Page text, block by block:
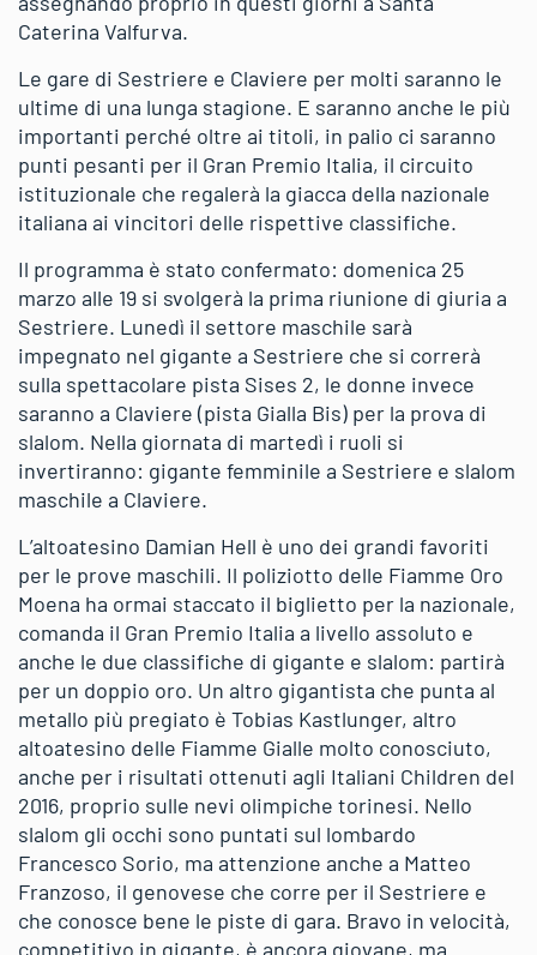
Caterina Valfurva.
Le gare di Sestriere e Claviere per molti saranno le
ultime di una lunga stagione. E saranno anche le più
importanti perché oltre ai titoli, in palio ci saranno
punti pesanti per il Gran Premio Italia, il circuito
istituzionale che regalerà la giacca della nazionale
italiana ai vincitori delle rispettive classifiche.
Il programma è stato confermato: domenica 25
marzo alle 19 si svolgerà la prima riunione di giuria a
Sestriere. Lunedì il settore maschile sarà
impegnato nel gigante a Sestriere che si correrà
sulla spettacolare pista Sises 2, le donne invece
saranno a Claviere (pista Gialla Bis) per la prova di
slalom. Nella giornata di martedì i ruoli si
invertiranno: gigante femminile a Sestriere e slalom
maschile a Claviere.
L’altoatesino Damian Hell è uno dei grandi favoriti
per le prove maschili. Il poliziotto delle Fiamme Oro
Moena ha ormai staccato il biglietto per la nazionale,
comanda il Gran Premio Italia a livello assoluto e
anche le due classifiche di gigante e slalom: partirà
per un doppio oro. Un altro gigantista che punta al
metallo più pregiato è Tobias Kastlunger, altro
altoatesino delle Fiamme Gialle molto conosciuto,
anche per i risultati ottenuti agli Italiani Children del
2016, proprio sulle nevi olimpiche torinesi. Nello
slalom gli occhi sono puntati sul lombardo
Francesco Sorio, ma attenzione anche a Matteo
Franzoso, il genovese che corre per il Sestriere e
che conosce bene le piste di gara. Bravo in velocità,
competitivo in gigante, è ancora giovane, ma